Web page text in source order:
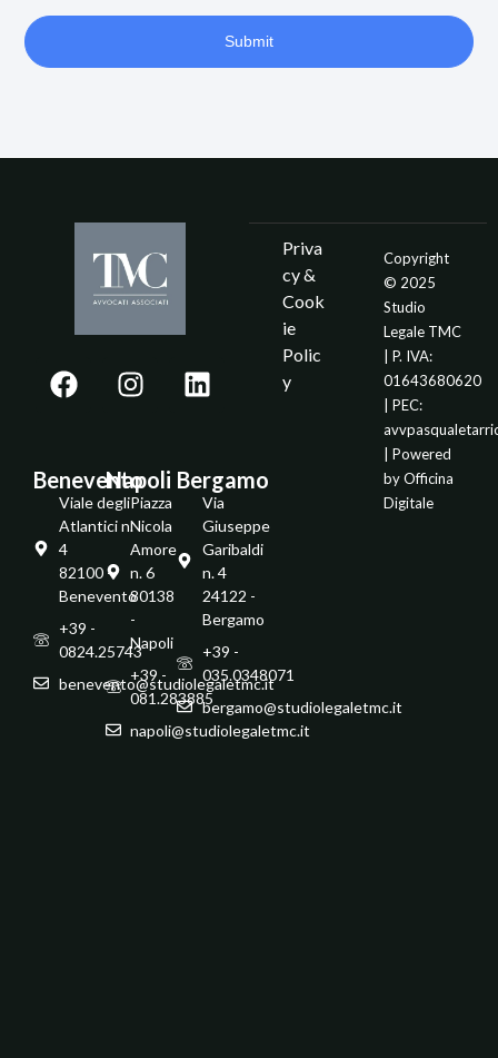
Submit
Benevento
Viale degli
Atlantici n.
4
82100 -
Benevento
+39 -
0824.25743
benevento@studiolegaletmc.it
Napoli
Piazza
Nicola
Amore
n. 6
80138
-
Napoli
+39 -
081.283885
napoli@studiolegaletmc.it
Bergamo
Via
Giuseppe
Garibaldi
n. 4
24122 -
Bergamo
+39 -
035.0348071
bergamo@studiolegaletmc.it
Priva
cy &
Cook
ie
Polic
y
Copyright
© 2025
Studio
Legale TMC
| P. IVA:
01643680620
| PEC:
| Powered
byOfficina
Digitale